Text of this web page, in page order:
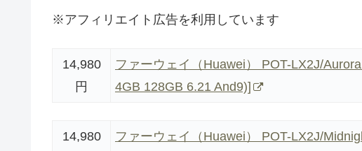
※アフィリエイト広告を利用しています
14,980
円
ファーウェイ（Huawei） POT-LX2J/
4GB 128GB 6.21 And9)]
14,980
ファーウェイ（Huawei） POT-LX2J/